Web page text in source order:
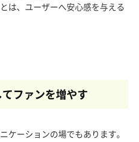
は、ユーザーへ安心感を与える
ファンを増やす
ケーションの場でもあります。